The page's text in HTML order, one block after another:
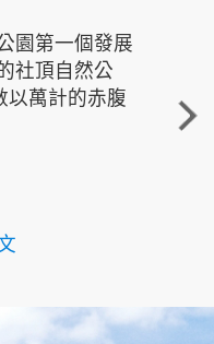
園第一個發展
社頂自然公
以萬計的赤腹
重
走進